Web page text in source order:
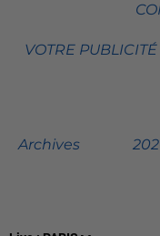
VOTRE
Archives